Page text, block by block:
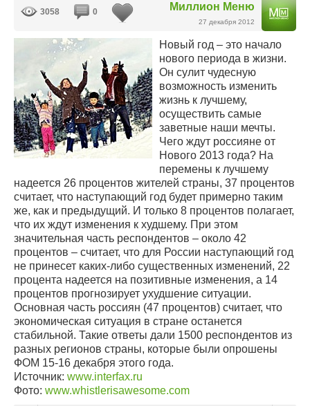
Миллион Меню
27 декабря 2012
3058 0
Новый год – это начало
нового периода в жизни.
Он сулит чудесную
возможность изменить
жизнь к лучшему,
осуществить самые
заветные наши мечты.
Чего ждут россияне от
Нового 2013 года? На
перемены к лучшему
надеется 26 процентов жителей страны, 37 процентов
считает, что наступающий год будет примерно таким
же, как и предыдущий. И только 8 процентов полагает,
что их ждут изменения к худшему. При этом
значительная часть респондентов – около 42
процентов – считает, что для России наступающий год
не принесет каких-либо существенных изменений, 22
процента надеется на позитивные изменения, а 14
процентов прогнозирует ухудшение ситуации.
Основная часть россиян (47 процентов) считает, что
экономическая ситуация в стране останется
стабильной. Такие ответы дали 1500 респондентов из
разных регионов страны, которые были опрошены
ФОМ 15-16 декабря этого года.
Источник: www.interfax.ru
Фото: www.whistlerisawesome.com